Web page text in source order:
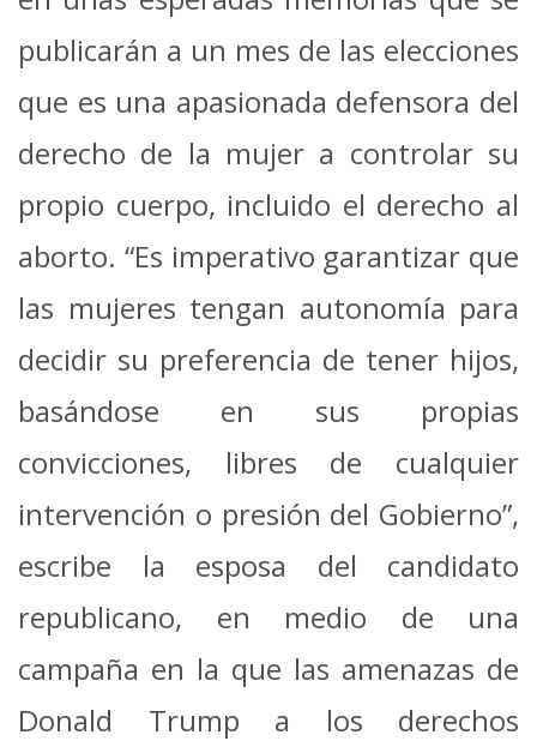
publicarán a un mes de las elecciones
que es una apasionada defensora del
derecho de la mujer a controlar su
propio cuerpo, incluido el derecho al
aborto. “Es imperativo garantizar que
las mujeres tengan autonomía para
decidir su preferencia de tener hijos,
basándose en sus propias
convicciones, libres de cualquier
intervención o presión del Gobierno”,
escribe la esposa del candidato
republicano, en medio de una
campaña en la que las amenazas de
Donald Trump a los derechos